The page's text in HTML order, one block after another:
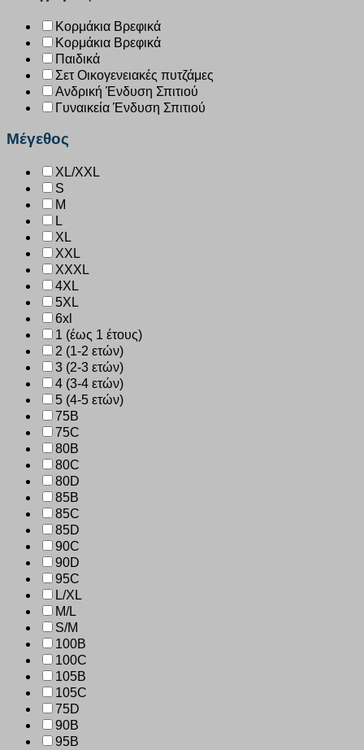
Κορμάκια Βρεφικά
Κορμάκια Βρεφικά
Παιδικά
Σετ Οικογενειακές πυτζάμες
Ανδρική Ένδυση Σπιτιού
Γυναικεία Ένδυση Σπιτιού
Μέγεθος
XL/XXL
S
M
L
XL
XXL
XXXL
4XL
5XL
6xl
1 (έως 1 έτους)
2 (1-2 ετών)
3 (2-3 ετών)
4 (3-4 ετών)
5 (4-5 ετών)
75B
75C
80B
80C
80D
85B
85C
85D
90C
90D
95C
L/XL
M/L
S/M
100B
100C
105B
105C
75D
90B
95B